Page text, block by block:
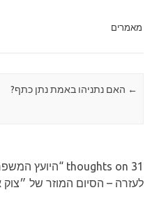
מאמרים
Post navigation
← האם נתניהו באמת נתן כתף?
31 thoughts on “
היועץ
לעזרה – הסיום המוזר של ״צוק